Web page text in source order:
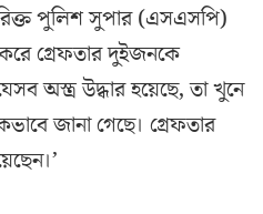
পুলিশ সুপার (এসএসপি)
গ্রেফতার দুইজনকে
অস্ত্র উদ্ধার হয়েছে, তা খুনে
জানা গেছে। গ্রেফতার